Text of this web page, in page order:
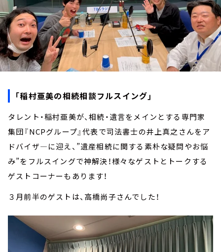
「稲村亜美の相続相談フルスイング」
タレント・稲村亜美が、相続・遺言をメインとする専門家
集団『NCPグループ』代表で司法書士の井上真之さんをア
ドバイザ―に迎え、”遺産相続に関する素朴な疑問やお悩
み”をフルスイングで神解決！様々なゲストとトークする
ゲストコーナーもあります！
３月前半のゲストは、高橋尚子さんでした！